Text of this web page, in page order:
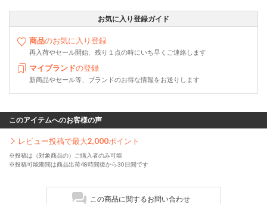
お気に入り登録ガイド
商品のお気に入り登録
再入荷やセール開始、残り１点の時にいち早くご連絡します
マイブランドの登録
新商品やセール等、ブランドのお得な情報をお送りします
このアイテムへのお客様の声
レビュー投稿で最大2,000ポイント
※投稿は（対象商品の）ご購入者のみ可能
※投稿可能期間は商品出荷48時間後から30日間です
この商品に関するお問い合わせ